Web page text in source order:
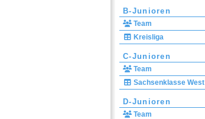
B-Junioren
Team
Kreisliga
C-Junioren
Team
Sachsenklasse West
D-Junioren
Team